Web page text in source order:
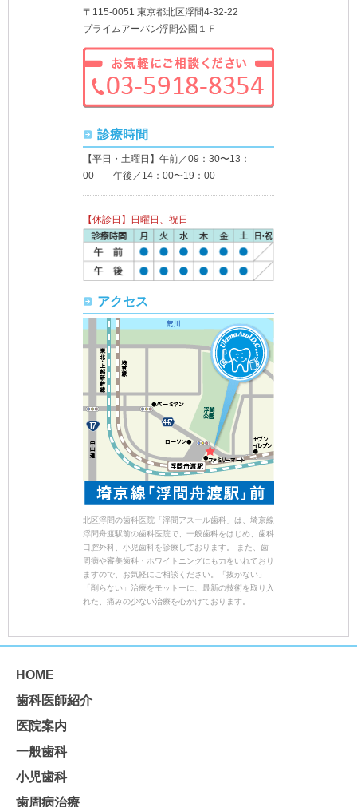
〒115-0051 東京都北区浮間4-32-22
プライムアーバン浮間公園１Ｆ
診療時間
【平日・土曜日】午前／09：30〜13：
00 午後／14：00〜19：00
【休診日】日曜日、祝日
アクセス
北区浮間の歯科医院「浮間アスール歯科」は、埼京線
浮間舟渡駅前の歯科医院で、一般歯科をはじめ、歯科
口腔外科、小児歯科を診療しております。 また、歯
周病や審美歯科・ホワイトニングにも力をいれており
ますので、お気軽にご相談ください。「抜かない」
「削らない」治療をモットーに、最新の技術を取り入
れた、痛みの少ない治療を心がけております。
HOME
歯科医師紹介
医院案内
一般歯科
小児歯科
歯周病治療